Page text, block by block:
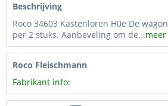
Beschrijving
Roco 34603 Kastenloren H0e De
per 2 stuks. Aanbeveling om de...meer
Roco Fleischmann
Fabrikant info: